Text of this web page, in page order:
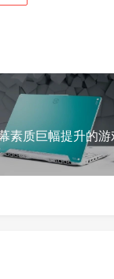
素质巨幅提升的游